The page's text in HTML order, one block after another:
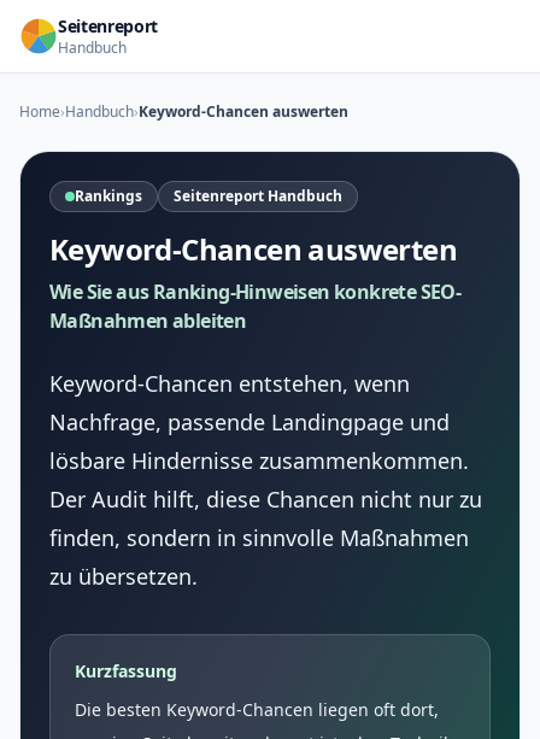
Zum Inhalt springen
Seitenreport
Handbuch
Home›Handbuch›Keyword-Chancen auswerten
Rankings Seitenreport Handbuch
Keyword-Chancen auswerten
Wie Sie aus Ranking-Hinweisen konkrete SEO-
Maßnahmen ableiten
Keyword-Chancen entstehen, wenn
Nachfrage, passende Landingpage und
lösbare Hindernisse zusammenkommen.
Der Audit hilft, diese Chancen nicht nur zu
finden, sondern in sinnvolle Maßnahmen
zu übersetzen.
Kurzfassung
Die besten Keyword-Chancen liegen oft dort,